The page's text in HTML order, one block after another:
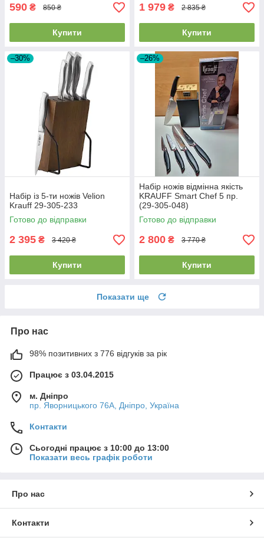
590 ₴ 850 ₴
Купити
1 979 ₴ 2 835 ₴
Купити
–30%
Набір із 5-ти ножів Velion
Krauff 29-305-233
Готово до відправки
2 395 ₴ 3 420 ₴
Купити
–26%
Набір ножів відмінна якість
KRAUFF Smart Сhef 5 пр.
(29-305-048)
Готово до відправки
2 800 ₴ 3 770 ₴
Купити
Показати ще
Про нас
98% позитивних з 776 відгуків за рік
Працює з 03.04.2015
м. Дніпро
пр. Яворницького 76А, Дніпро, Україна
Контакти
Сьогодні працює з 10:00 до 13:00
Показати весь графік роботи
Про нас
Контакти